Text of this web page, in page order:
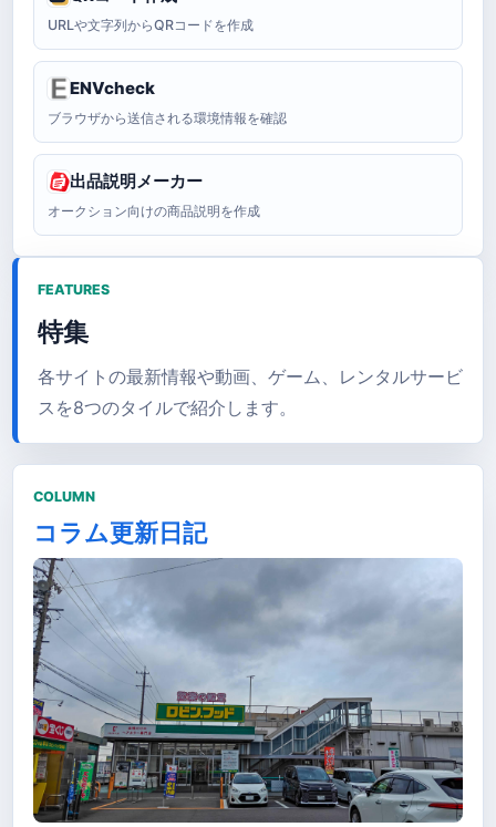
URLや文字列からQRコードを作成
ENVcheck
ブラウザから送信される環境情報を確認
出品説明メーカー
オークション向けの商品説明を作成
FEATURES
特集
各サイトの最新情報や動画、ゲーム、レンタルサービ
スを8つのタイルで紹介します。
COLUMN
コラム更新日記